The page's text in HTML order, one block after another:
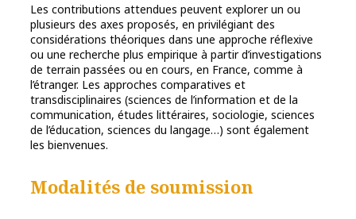
Les contributions attendues peuvent explorer un ou
plusieurs des axes proposés, en privilégiant des
considérations théoriques dans une approche réflexive
ou une recherche plus empirique à partir d’investigations
de terrain passées ou en cours, en France, comme à
l’étranger. Les approches comparatives et
transdisciplinaires (sciences de l’information et de la
communication, études littéraires, sociologie, sciences
de l’éducation, sciences du langage…) sont également
les bienvenues.
Modalités de soumission